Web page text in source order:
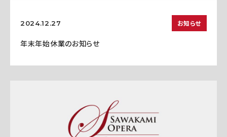
2024.12.27 お知らせ
年末年始休業のお知らせ